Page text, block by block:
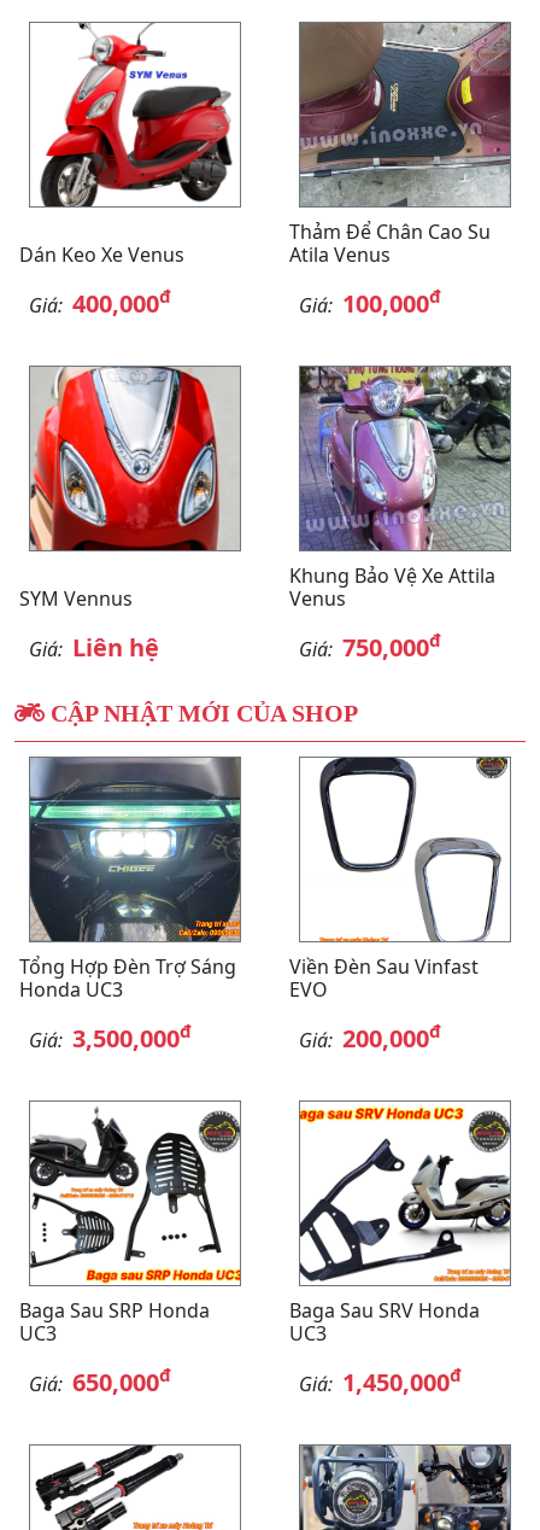
Dán Keo Xe Venus
Giá: 400,000đ
Thảm Để Chân Cao Su
Atila Venus
Giá: 100,000đ
SYM Vennus
Giá: Liên hệ
Khung Bảo Vệ Xe Attila
Venus
Giá: 750,000đ
CẬP NHẬT MỚI CỦA SHOP
Tổng Hợp Đèn Trợ Sáng
Honda UC3
Giá: 3,500,000đ
Viền Đèn Sau Vinfast
EVO
Giá: 200,000đ
Baga Sau SRP Honda
UC3
Giá: 650,000đ
Baga Sau SRV Honda
UC3
Giá: 1,450,000đ